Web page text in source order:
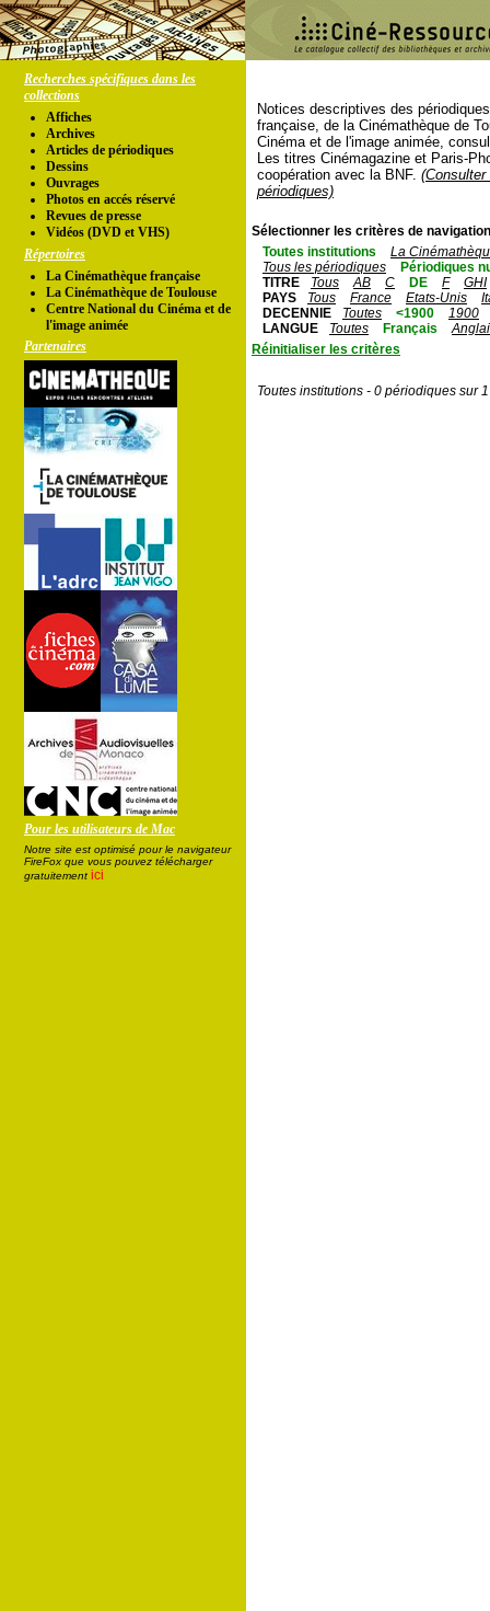
Recherches spécifiques dans les
collections
Affiches
Archives
Articles de périodiques
Dessins
Ouvrages
Photos en accés réservé
Revues de presse
Vidéos (DVD et VHS)
Répertoires
La Cinémathèque française
La Cinémathèque de Toulouse
Centre National du Cinéma et de
l'image animée
Partenaires
Pour les utilisateurs de Mac
Notre site est optimisé pour le navigateur
FireFox que vous pouvez télécharger
gratuitement ici
Notices descriptives des
française, de la Cinémathèque de
Cinéma et de l'image animée,
Les titres Cinémagazine et Paris-
coopération avec la BNF.
périodiques)
Sélectionner les critères de
Toutes institutions
La
Tous les périodiques
Périodiques
TITRE
Tous AB C DE F
GHI
PAYS
Tous France Etats-Unis
DECENNIE
Toutes <1900
1900
LANGUE
Toutes Français
Réinitialiser les critères
Toutes institutions - 0 périodiques sur